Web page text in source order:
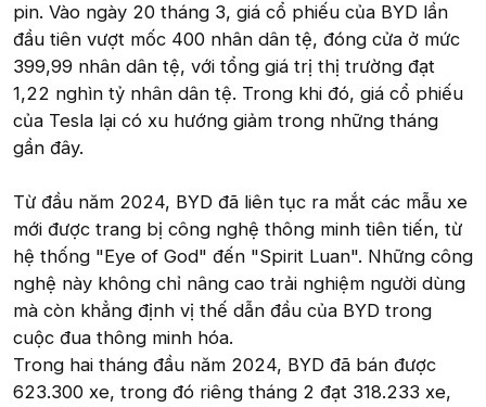
pin. Vào ngày 20 tháng 3, giá cổ phiếu của BYD lần
đầu tiên vượt mốc 400 nhân dân tệ, đóng cửa ở mức
399,99 nhân dân tệ, với tổng giá trị thị trường đạt
1,22 nghìn tỷ nhân dân tệ. Trong khi đó, giá cổ phiếu
của Tesla lại có xu hướng giảm trong những tháng
gần đây.
Từ đầu năm 2024, BYD đã liên tục ra mắt các mẫu xe
mới được trang bị công nghệ thông minh tiên tiến, từ
hệ thống "Eye of God" đến "Spirit Luan". Những công
nghệ này không chỉ nâng cao trải nghiệm người dùng
mà còn khẳng định vị thế dẫn đầu của BYD trong
cuộc đua thông minh hóa.
Trong hai tháng đầu năm 2024, BYD đã bán được
623.300 xe, trong đó riêng tháng 2 đạt 318.233 xe,